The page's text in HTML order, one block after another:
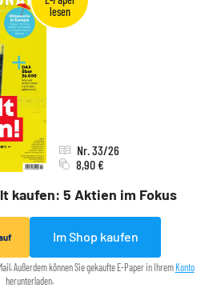
kaufen: 5 Aktien im Fokus
Nr. 33/26
8,90 €
Im Shop kaufen
Außerdem können Sie gekaufte E-Paper in IhremKonto
herunterladen.